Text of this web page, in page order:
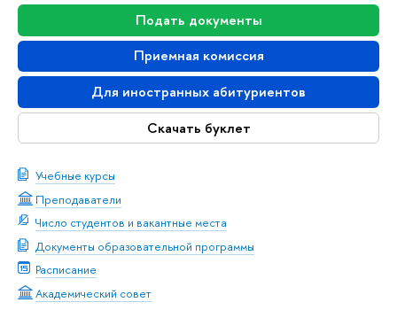
Подать документы
Приемная комиссия
Для иностранных абитуриентов
Скачать буклет
Учебные курсы
Преподаватели
Число студентов и вакантные места
Документы образовательной программы
Расписание
Академический совет